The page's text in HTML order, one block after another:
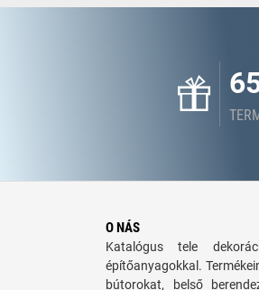
O NÁS
Katalógus tele
építőanyagokkal.
bútorokat, belső